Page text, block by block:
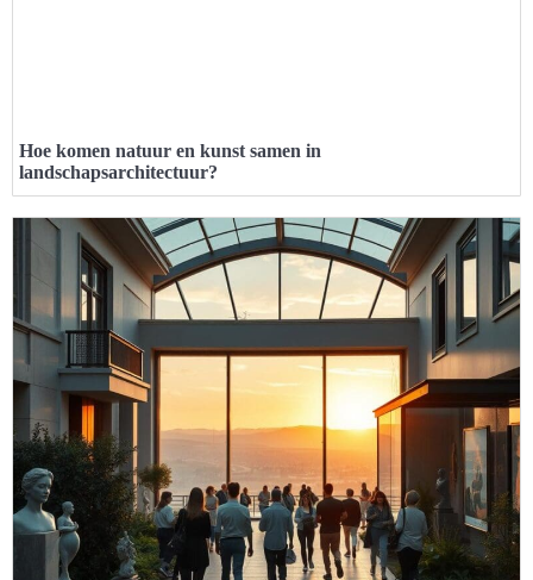
Hoe komen natuur en kunst samen in
landschapsarchitectuur?